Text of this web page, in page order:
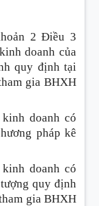
2 Điều 3
doanh của
quy định tại
gia BHXH
doanh có
pháp kê
doanh có
quy định
gia BHXH